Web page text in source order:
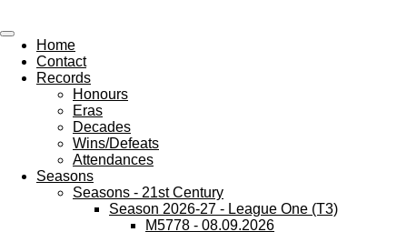
to
main
content
Home
Contact
Records
Honours
Eras
Decades
Wins/Defeats
Attendances
Seasons
Seasons - 21st Century
Season 2026-27 - League One (T3)
M5778 - 08.09.2026